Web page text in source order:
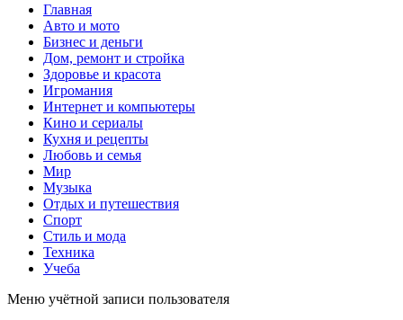
Главная
Авто и мото
Бизнес и деньги
Дом, ремонт и стройка
Здоровье и красота
Игромания
Интернет и компьютеры
Кино и сериалы
Кухня и рецепты
Любовь и семья
Мир
Музыка
Отдых и путешествия
Спорт
Стиль и мода
Техника
Учеба
Меню учётной записи пользователя